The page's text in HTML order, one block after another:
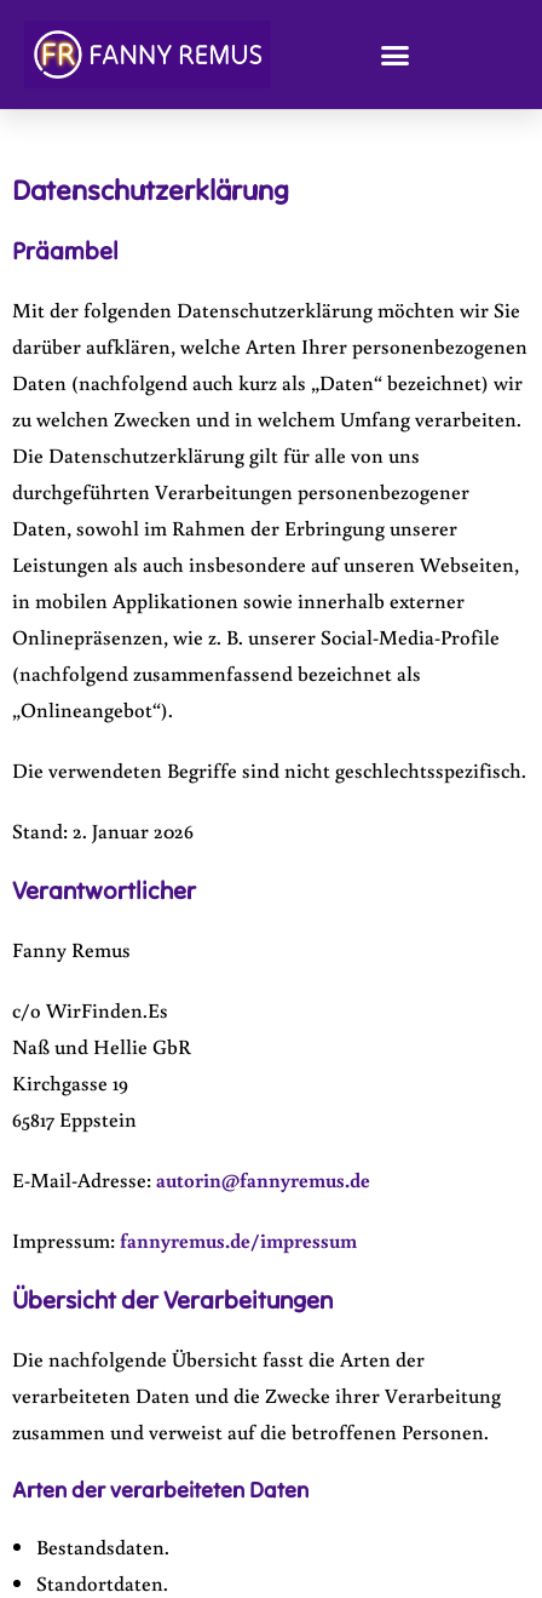
springen
Datenschutzerklärung
Präambel
Mit der folgenden Datenschutzerklärung möchten wir Sie
darüber aufklären, welche Arten Ihrer personenbezogenen
Daten (nachfolgend auch kurz als „Daten“ bezeichnet) wir
zu welchen Zwecken und in welchem Umfang verarbeiten.
Die Datenschutzerklärung gilt für alle von uns
durchgeführten Verarbeitungen personenbezogener
Daten, sowohl im Rahmen der Erbringung unserer
Leistungen als auch insbesondere auf unseren Webseiten,
in mobilen Applikationen sowie innerhalb externer
Onlinepräsenzen, wie z. B. unserer Social-Media-Profile
(nachfolgend zusammenfassend bezeichnet als
„Onlineangebot“).
Die verwendeten Begriffe sind nicht geschlechtsspezifisch.
Stand: 2. Januar 2026
Verantwortlicher
Fanny Remus
c/o WirFinden.Es
Naß und Hellie GbR
Kirchgasse 19
65817 Eppstein
E-Mail-Adresse:autorin@fannyremus.de
Impressum:fannyremus.de/impressum
Übersicht der Verarbeitungen
Die nachfolgende Übersicht fasst die Arten der
verarbeiteten Daten und die Zwecke ihrer Verarbeitung
zusammen und verweist auf die betroffenen Personen.
Arten der verarbeiteten Daten
Bestandsdaten.
Standortdaten.